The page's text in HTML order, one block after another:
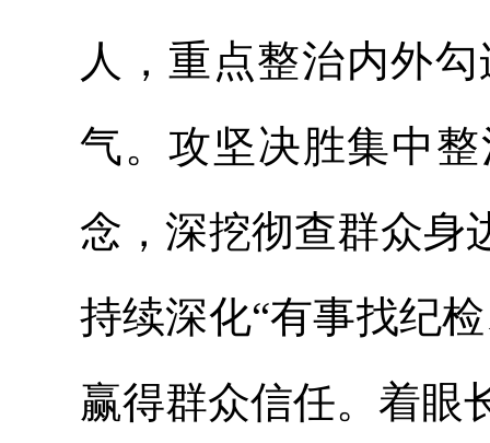
人，重点整治内外
气。攻坚决胜集中
念，深挖彻查群众身
持续深化“有事找纪
赢得群众信任。着眼